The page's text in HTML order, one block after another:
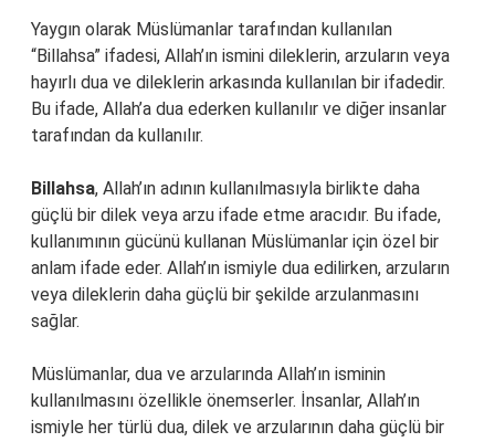
Yaygın olarak Müslümanlar tarafından kullanılan
“Billahsa” ifadesi, Allah’ın ismini dileklerin, arzuların veya
hayırlı dua ve dileklerin arkasında kullanılan bir ifadedir.
Bu ifade, Allah’a dua ederken kullanılır ve diğer insanlar
tarafından da kullanılır.
Billahsa, Allah’ın adının kullanılmasıyla birlikte daha
güçlü bir dilek veya arzu ifade etme aracıdır. Bu ifade,
kullanımının gücünü kullanan Müslümanlar için özel bir
anlam ifade eder. Allah’ın ismiyle dua edilirken, arzuların
veya dileklerin daha güçlü bir şekilde arzulanmasını
sağlar.
Müslümanlar, dua ve arzularında Allah’ın isminin
kullanılmasını özellikle önemserler. İnsanlar, Allah’ın
ismiyle her türlü dua, dilek ve arzularının daha güçlü bir